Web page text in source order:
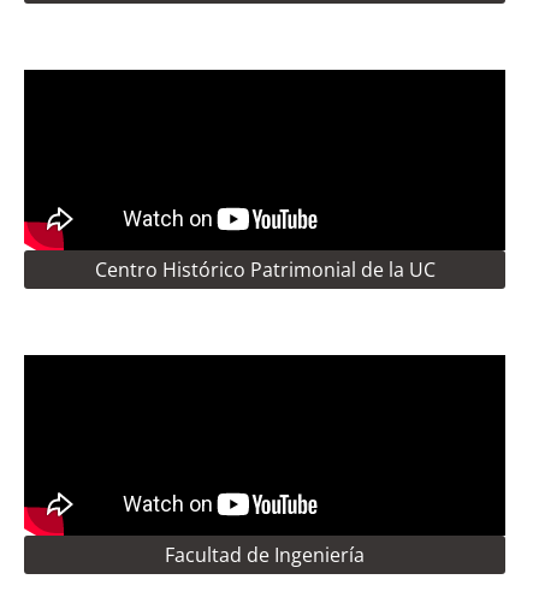
Centro Histórico Patrimonial de la UC
Facultad de Ingeniería